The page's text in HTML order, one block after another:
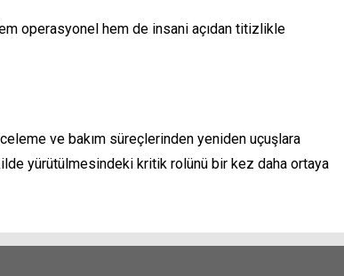
operasyonel hem de insani açıdan titizlikle
ve bakım süreçlerinden yeniden uçuşlara
yürütülmesindeki kritik rolünü bir kez daha ortaya